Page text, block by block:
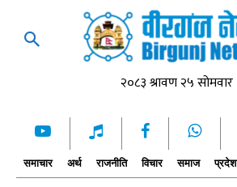
समाचार अर्थ राजनीति विचार समाज प्रदेश